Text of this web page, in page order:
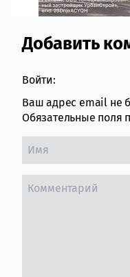
Comment
Добавить
Войти:
Ваш адрес email не
Обязательные поля